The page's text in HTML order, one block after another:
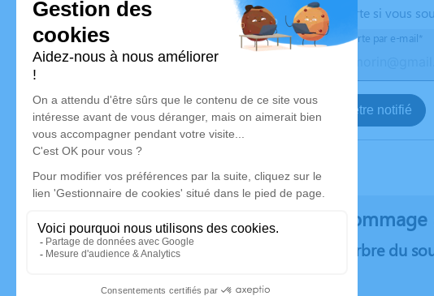
Activez une alerte si vous
Recevoir une alerte par e-mail*
Je veux être notifié
Rendez hommage
Plantez un arbre du